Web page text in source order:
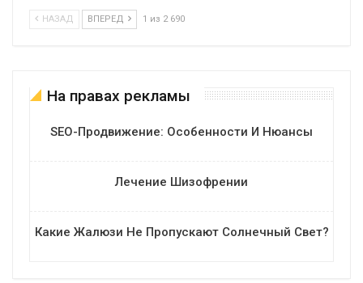
НАЗАД ВПЕРЕД 1 из 2 690
На правах рекламы
SEO-Продвижение: Особенности И Нюансы
Лечение Шизофрении
Какие Жалюзи Не Пропускают Солнечный Свет?